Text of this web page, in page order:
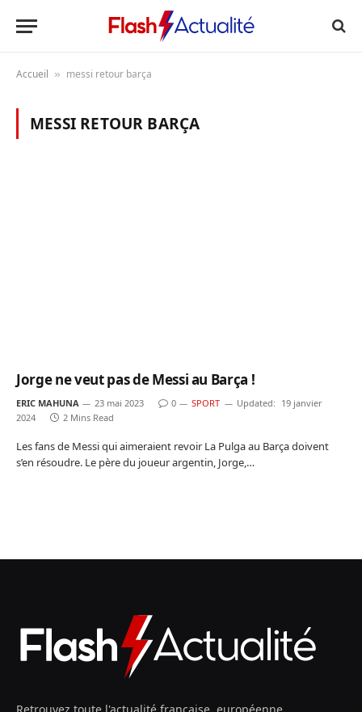
Accueil » messi retour barça
MESSI RETOUR BARÇA
Jorge ne veut pas de Messi au Barça !
ERIC MAHUNA 23 mai 2023 0 SPORT Updated: 19 janvier
2024
2 Mins Read
Les fans de Messi qui aimeraient revoir La Pulga au Barça doivent
s’en résoudre. Le père du joueur argentin, Jorge,…